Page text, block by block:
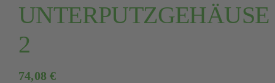
UNTERPUTZGEHÄUSE
2
74,08€